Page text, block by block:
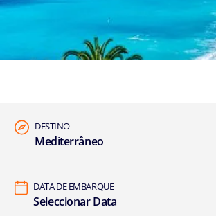
DESTINO
Mediterrâneo
DATA DE EMBARQUE
Seleccionar Data